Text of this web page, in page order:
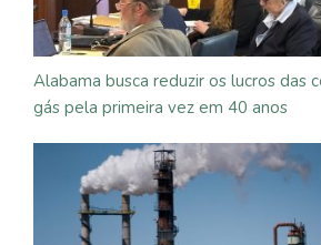
Alabama busca reduzir os lucros das
gás pela primeira vez em 40 anos